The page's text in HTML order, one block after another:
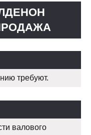
требуют.
валового